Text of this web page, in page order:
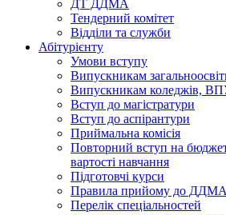
ДТ ДДМА
Тендерний комітет
Відділи та служби
Абітурієнту
Умови вступу
Випускникам
Випускникам коледжів,
Вступ до магістратури
Вступ до аспірантури
Приймальна комісія
Повторний вступ на
вартості навчання
Підготовчі курси
Правила прийому до ДДМА
Перелік спеціальностей